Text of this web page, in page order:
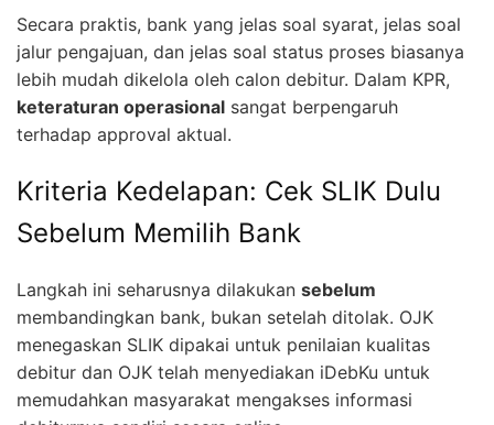
Secara praktis, bank yang jelas soal syarat, jelas soal
jalur pengajuan, dan jelas soal status proses biasanya
lebih mudah dikelola oleh calon debitur. Dalam KPR,
keteraturan operasional sangat berpengaruh
terhadap approval aktual.
Kriteria Kedelapan: Cek SLIK Dulu
Sebelum Memilih Bank
Langkah ini seharusnya dilakukan sebelum
membandingkan bank, bukan setelah ditolak. OJK
menegaskan SLIK dipakai untuk penilaian kualitas
debitur dan OJK telah menyediakan iDebKu untuk
memudahkan masyarakat mengakses informasi